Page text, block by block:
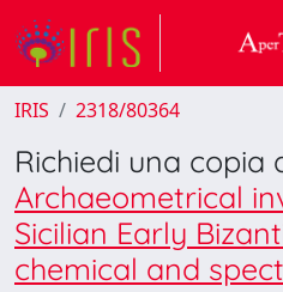
IRIS 2318/80364
Richiedi una copia
Archaeometrical
Sicilian Early
chemical and